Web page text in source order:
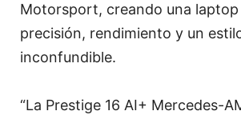
Motorsport, creando una laptop
precisión, rendimiento y un
inconfundible.
“La Prestige 16 AI+ Mercedes-